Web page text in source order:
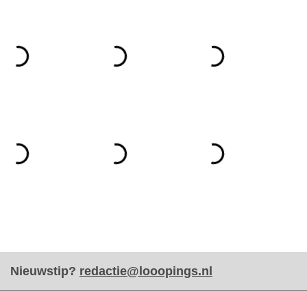
Nieuwstip? redactie@looopings.nl